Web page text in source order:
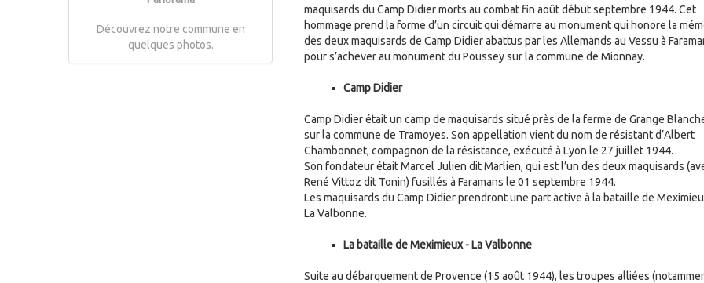
maquisards du Camp Didier morts au combat fin août début septembre 1944. Cet
hommage prend la forme d’un circuit qui démarre au monument qui honore la
des deux maquisards de Camp Didier abattus par les Allemands au Vessu à
pour s’achever au monument du Poussey sur la commune de Mionnay.
Camp Didier
Camp Didier était un camp de maquisards situé près de la ferme de Grange
sur la commune de Tramoyes. Son appellation vient du nom de résistant d’Albert
Chambonnet, compagnon de la résistance, exécuté à Lyon le 27 juillet 1944.
Son fondateur était Marcel Julien dit Marlien, qui est l’un des deux maquisards
René Vittoz dit Tonin) fusillés à Faramans le 01 septembre 1944.
Les maquisards du Camp Didier prendront une part active à la bataille de
La Valbonne.
La bataille de Meximieux - La Valbonne
Suite au débarquement de Provence (15 août 1944), les troupes alliées
Découvrez notre commune en
quelques photos.